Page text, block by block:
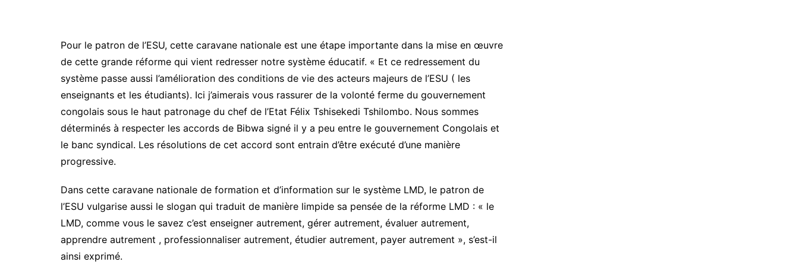
Pour le patron de l’ESU, cette caravane nationale est une étape importante dans la mise en œuvre
de cette grande réforme qui vient redresser notre système éducatif. « Et ce redressement du
système passe aussi l’amélioration des conditions de vie des acteurs majeurs de l’ESU ( les
enseignants et les étudiants). Ici j’aimerais vous rassurer de la volonté ferme du gouvernement
congolais sous le haut patronage du chef de l’Etat Félix Tshisekedi Tshilombo. Nous sommes
déterminés à respecter les accords de Bibwa signé il y a peu entre le gouvernement Congolais et
le banc syndical. Les résolutions de cet accord sont entrain d’être exécuté d’une manière
progressive.
Dans cette caravane nationale de formation et d’information sur le système LMD, le patron de
l’ESU vulgarise aussi le slogan qui traduit de manière limpide sa pensée de la réforme LMD : « le
LMD, comme vous le savez c’est enseigner autrement, gérer autrement, évaluer autrement,
apprendre autrement , professionnaliser autrement, étudier autrement, payer autrement », s’est-il
ainsi exprimé.